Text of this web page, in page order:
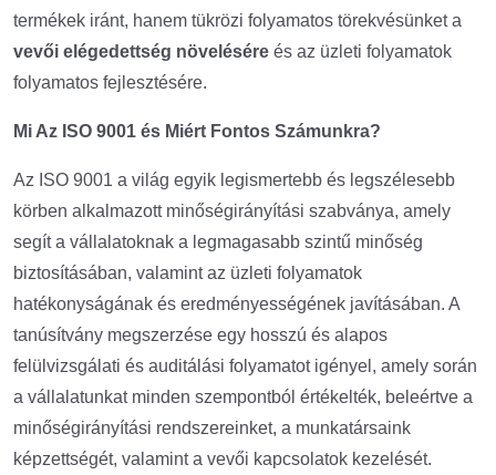
termékek iránt, hanem tükrözi folyamatos törekvésünket a
vevői elégedettség növelésére és az üzleti folyamatok
folyamatos fejlesztésére.
Mi Az ISO 9001 és Miért Fontos Számunkra?
Az ISO 9001 a világ egyik legismertebb és legszélesebb
körben alkalmazott minőségirányítási szabványa, amely
segít a vállalatoknak a legmagasabb szintű minőség
biztosításában, valamint az üzleti folyamatok
hatékonyságának és eredményességének javításában. A
tanúsítvány megszerzése egy hosszú és alapos
felülvizsgálati és auditálási folyamatot igényel, amely során
a vállalatunkat minden szempontból értékelték, beleértve a
minőségirányítási rendszereinket, a munkatársaink
képzettségét, valamint a vevői kapcsolatok kezelését.